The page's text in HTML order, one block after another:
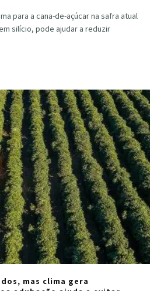
para a cana-de-açúcar na safra atual
silício, pode ajudar a reduzir
mas clima gera